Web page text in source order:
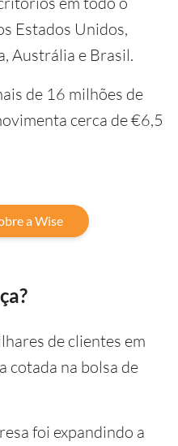
Estados Unidos,
Austrália e Brasil.
de 16 milhões de
cerca de €6,5
a Wise
de clientes em
cotada na bolsa de
foi expandindo a